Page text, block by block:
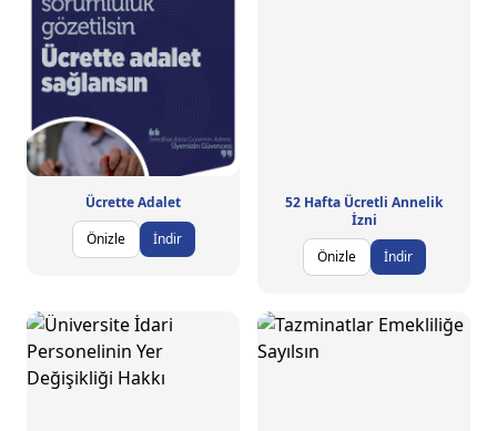
Ücrette Adalet
Önizle
İndir
52 Hafta Ücretli Annelik
İzni
Önizle
İndir